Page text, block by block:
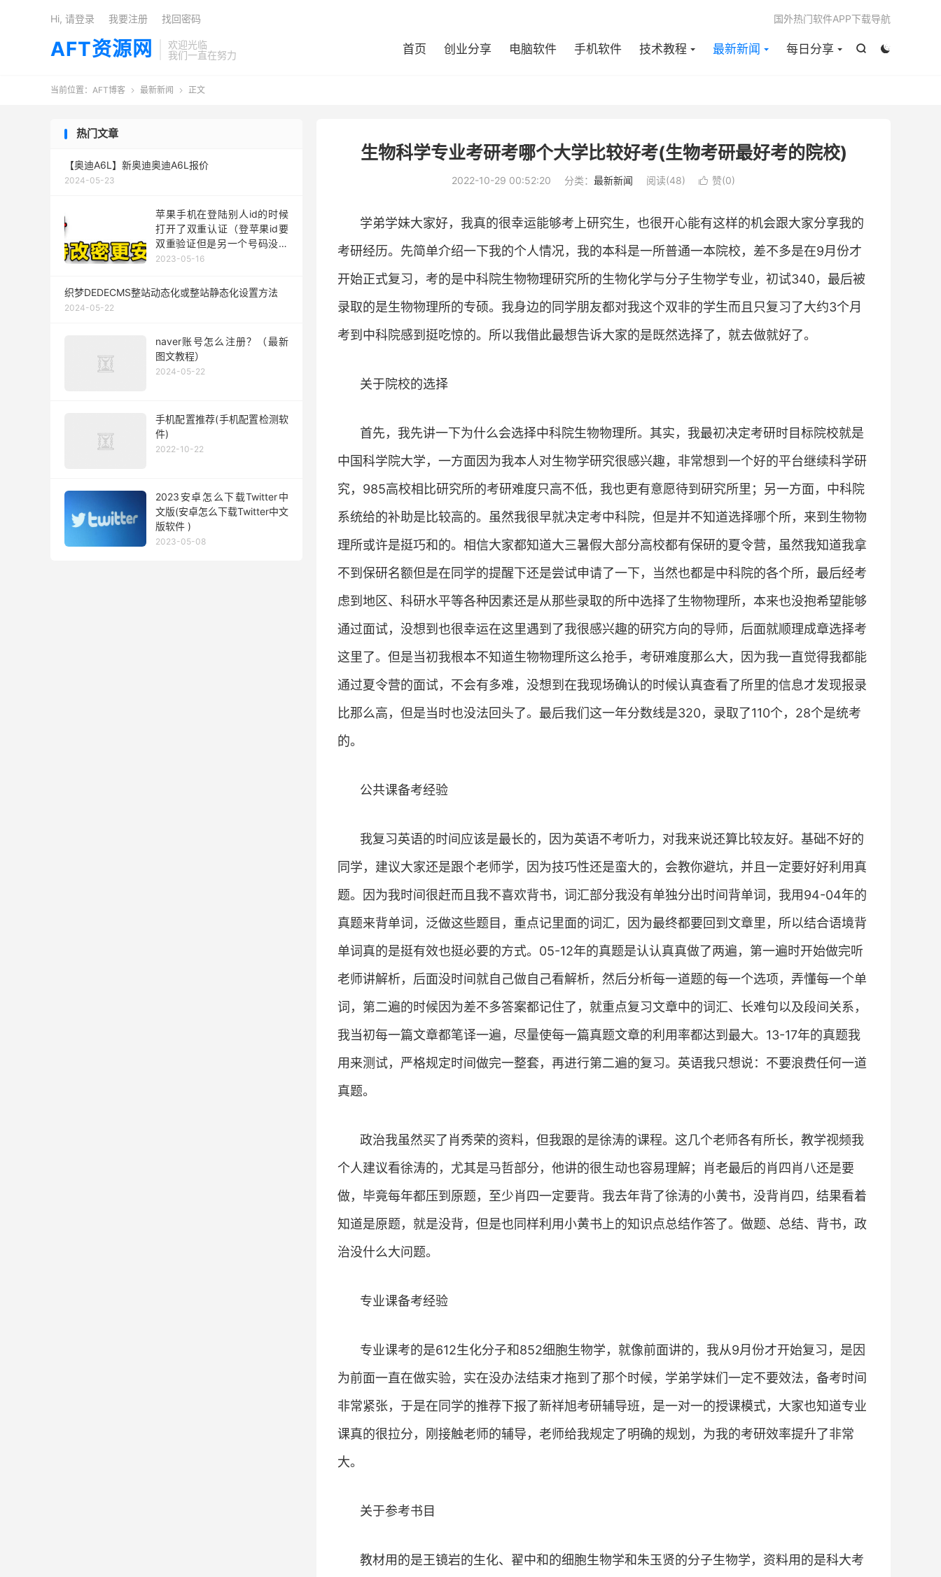
AFT资源网
欢迎光临
我们一直在努力


首页 创业分享 电脑软件 手机软件 技术教程 最新新闻 每日分享
国外热门软件APP下载导航
Hi, 请登录 我要注册 找回密码
当前位置： AFT博客  最新新闻  正文
生物科学专业考研考哪个大学比较好考(生物考研最好考的院校)
2022-10-29 00:52:20 分类： 最新新闻 阅读(48)  赞(0)
学弟学妹大家好，我真的很幸运能够考上研究生，也很开心能有这样的机会跟大家分享我的
考研经历。先简单介绍一下我的个人情况，我的本科是一所普通一本院校，差不多是在9月份才
开始正式复习，考的是中科院生物物理研究所的生物化学与分子生物学专业，初试340，最后被
录取的是生物物理所的专硕。我身边的同学朋友都对我这个双非的学生而且只复习了大约3个月
考到中科院感到挺吃惊的。所以我借此最想告诉大家的是既然选择了，就去做就好了。
关于院校的选择
首先，我先讲一下为什么会选择中科院生物物理所。其实，我最初决定考研时目标院校就是
中国科学院大学，一方面因为我本人对生物学研究很感兴趣，非常想到一个好的平台继续科学研
究，985高校相比研究所的考研难度只高不低，我也更有意愿待到研究所里；另一方面，中科院
系统给的补助是比较高的。虽然我很早就决定考中科院，但是并不知道选择哪个所，来到生物物
理所或许是挺巧和的。相信大家都知道大三暑假大部分高校都有保研的夏令营，虽然我知道我拿
不到保研名额但是在同学的提醒下还是尝试申请了一下，当然也都是中科院的各个所，最后经考
虑到地区、科研水平等各种因素还是从那些录取的所中选择了生物物理所，本来也没抱希望能够
通过面试，没想到也很幸运在这里遇到了我很感兴趣的研究方向的导师，后面就顺理成章选择考
这里了。但是当初我根本不知道生物物理所这么抢手，考研难度那么大，因为我一直觉得我都能
通过夏令营的面试，不会有多难，没想到在我现场确认的时候认真查看了所里的信息才发现报录
比那么高，但是当时也没法回头了。最后我们这一年分数线是320，录取了110个，28个是统考
的。
公共课备考经验
我复习英语的时间应该是最长的，因为英语不考听力，对我来说还算比较友好。基础不好的
同学，建议大家还是跟个老师学，因为技巧性还是蛮大的，会教你避坑，并且一定要好好利用真
题。因为我时间很赶而且我不喜欢背书，词汇部分我没有单独分出时间背单词，我用94-04年的
真题来背单词，泛做这些题目，重点记里面的词汇，因为最终都要回到文章里，所以结合语境背
单词真的是挺有效也挺必要的方式。05-12年的真题是认认真真做了两遍，第一遍时开始做完听
老师讲解析，后面没时间就自己做自己看解析，然后分析每一道题的每一个选项，弄懂每一个单
词，第二遍的时候因为差不多答案都记住了，就重点复习文章中的词汇、长难句以及段间关系，
我当初每一篇文章都笔译一遍，尽量使每一篇真题文章的利用率都达到最大。13-17年的真题我
用来测试，严格规定时间做完一整套，再进行第二遍的复习。英语我只想说：不要浪费任何一道
真题。
政治我虽然买了肖秀荣的资料，但我跟的是徐涛的课程。这几个老师各有所长，教学视频我
个人建议看徐涛的，尤其是马哲部分，他讲的很生动也容易理解；肖老最后的肖四肖八还是要
做，毕竟每年都压到原题，至少肖四一定要背。我去年背了徐涛的小黄书，没背肖四，结果看着
知道是原题，就是没背，但是也同样利用小黄书上的知识点总结作答了。做题、总结、背书，政
治没什么大问题。
专业课备考经验
专业课考的是612生化分子和852细胞生物学，就像前面讲的，我从9月份才开始复习，是因
为前面一直在做实验，实在没办法结束才拖到了那个时候，学弟学妹们一定不要效法，备考时间
非常紧张，于是在同学的推荐下报了新祥旭考研辅导班，是一对一的授课模式，大家也知道专业
课真的很拉分，刚接触老师的辅导，老师给我规定了明确的规划，为我的考研效率提升了非常
大。
关于参考书目
教材用的是王镜岩的生化、翟中和的细胞生物学和朱玉贤的分子生物学，资料用的是科大考
热门文章
【奥迪A6L】新奥迪奥迪A6L报价
2024-05-23
苹果手机在登陆别人id的时候
打开了双重认证（登苹果id要
双重验证但是另一个号码没用
了怎么办）
2023-05-16
织梦DEDECMS整站动态化或整站静态化设置方法
2024-05-22
naver账号怎么注册？（最新
图文教程）
2024-05-22
手机配置推荐(手机配置检测软
件)
2022-10-22
2023安卓怎么下载Twitter中
文版(安卓怎么下载Twitter中文
版软件 )
2023-05-08